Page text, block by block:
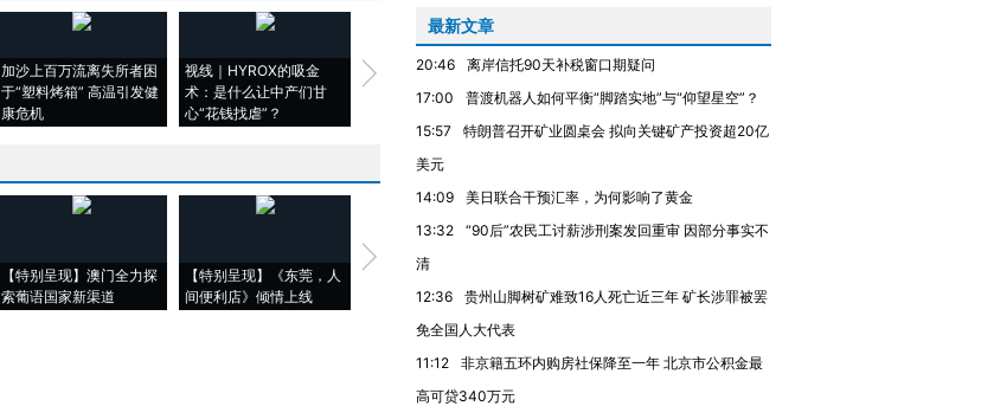
加沙上百万流离失所者困
于“塑料烤箱” 高温引发健
康危机
视线｜HYROX的吸金
术：是什么让中产们甘
心“花钱找虐”？
马航飞行员跨国走私7万
粒摇头丸 尿检体内含3种
视线｜被称为“蟑螂”的印
度Z世代 用街头抗争将教
机”？难民潮撕裂西班牙
【特别呈现】澳门全力探
索葡语国家新渠道
【特别呈现】《东莞，人
间便利店》倾情上线
【推广】走进第四届链博
会，让数智科技“链”接产
有意思的生活方式·第三对
住三大增长引擎是什么？
最新文章
20:46
离岸信托90天补税窗口期疑问
17:00
普渡机器人如何平衡“脚踏实地”与“仰望星空”？
15:57
特朗普召开矿业圆桌会 拟向关键矿产投资超20亿
美元
14:09
美日联合干预汇率，为何影响了黄金
13:32
“90后”农民工讨薪涉刑案发回重审 因部分事实不
清
12:36
贵州山脚树矿难致16人死亡近三年 矿长涉罪被罢
免全国人大代表
11:12
非京籍五环内购房社保降至一年 北京市公积金最
高可贷340万元